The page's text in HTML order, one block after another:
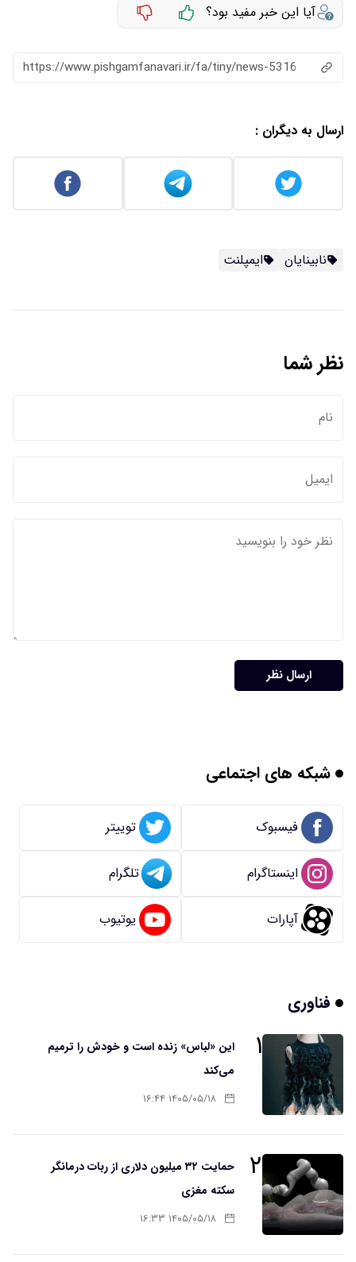
آیا این خبر مفید بود؟
https://www.pishgamfanavari.ir/fa/tiny/news-5316
ارسال به دیگران :
نابینایان ایمپلنت
نظر شما
ارسال نظر
شبکه های اجتماعی
فیسبوک توییتر
اینستاگرام تلگرام
آپارات یوتیوب
فناوری
۱
این «لباس» زنده است و خودش را ترمیم
می‌کند
۱۴۰۵/۰۵/۱۸ ۱۶:۴۴
۲
حمایت ۳۲ میلیون دلاری از ربات درمانگر
سکته مغزی
۱۴۰۵/۰۵/۱۸ ۱۶:۳۳